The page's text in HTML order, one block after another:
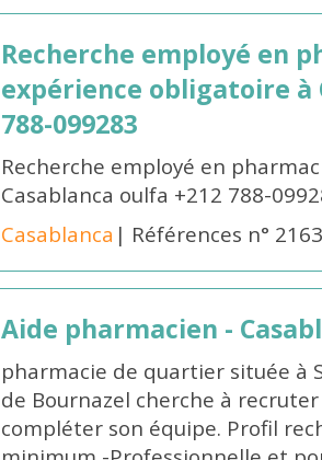
Recherche employé en
expérience obligatoire à
788-099283
Recherche employé en
Casablanca oulfa +212 788-
Casablanca | Références n°
Aide pharmacien -
pharmacie de quartier située à
de Bournazel cherche à
compléter son équipe. Profil